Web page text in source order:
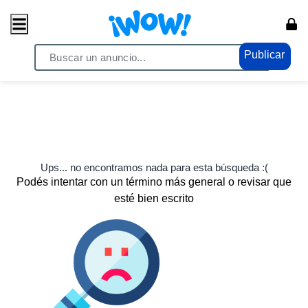
Publicar
Ups... no encontramos nada para esta búsqueda :(
Podés intentar con un término más general o revisar que
esté bien escrito